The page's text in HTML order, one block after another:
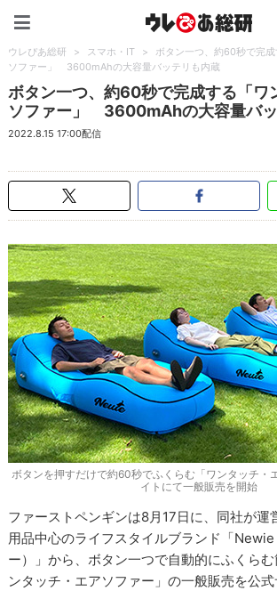
ウレぴあ総研 > スマホ・IT >
ボタン一つ、約60秒で完
ソファー」 3600mAhの大容量バッテリも内蔵
ボタン一つ、約60秒で完成する「ワ
ソファー」 3600mAhの大容量バ
2022.8.15 17:00配信
ボタンを押すだけで約60秒でふくらむ「ワンタッチ・
イトにて一般販売を開始
ファーストペンギンは8月17日に、同社が運
用品中心のライフスタイルブランド「Newie
ー）」から、ボタン一つで自動的にふくら
ンタッチ・エアソファー」の一般販売を公